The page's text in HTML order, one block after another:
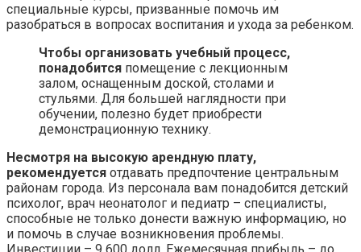
специальные курсы, призванные помочь им
разобраться в вопросах воспитания и ухода за ребенком.
Чтобы организовать учебный процесс,
понадобится помещение с лекционным
залом, оснащенным доской, столами и
стульями. Для большей наглядности при
обучении, полезно будет приобрести
демонстрационную технику.
Несмотря на высокую арендную плату,
рекомендуется отдавать предпочтение центральным
районам города. Из персонала вам понадобится детский
психолог, врач неонатолог и педиатр – специалисты,
способные не только донести важную информацию, но
и помочь в случае возникновения проблемы.